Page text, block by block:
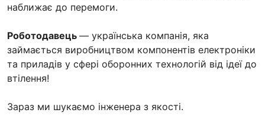
наближає до перемоги.
Роботодавець — українська компанія, яка
займається виробництвом компонентів електроніки
та приладів у сфері оборонних технологій від ідеї до
втілення!
Зараз ми шукаємо інженера з якості.